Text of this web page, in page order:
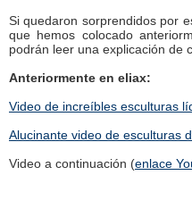
Si quedaron sorprendidos por
que hemos colocado
podrán leer una explicación de
Anteriormente en eliax:
Video de increíbles esculturas
Alucinante video de esculturas
Video a continuación (enlace